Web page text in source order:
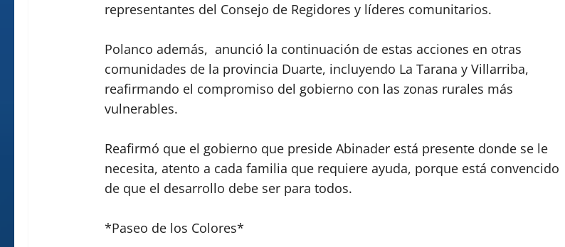
representantes del Consejo de Regidores y líderes comunitarios.
Polanco además, anunció la continuación de estas acciones en otras
comunidades de la provincia Duarte, incluyendo La Tarana y Villarriba,
reafirmando el compromiso del gobierno con las zonas rurales más
vulnerables.
Reafirmó que el gobierno que preside Abinader está presente donde se le
necesita, atento a cada familia que requiere ayuda, porque está convencido
de que el desarrollo debe ser para todos.
*Paseo de los Colores*